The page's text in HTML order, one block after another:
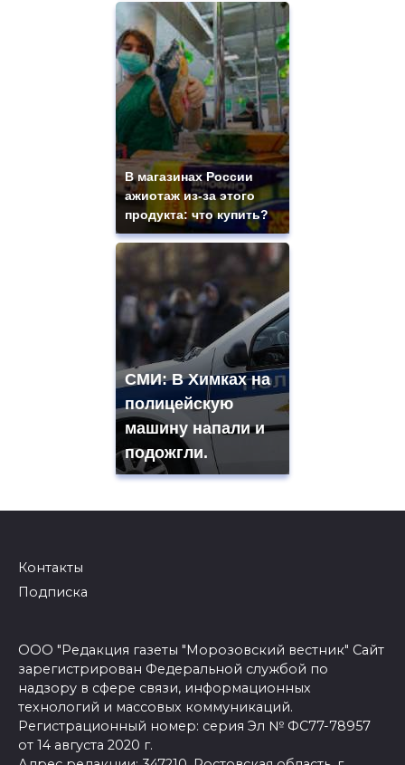
В магазинах России
ажиотаж из-за этого
продукта: что купить?
СМИ: В Химках на
полицейскую
машину напали и
подожгли.
Контакты
Подписка
ООО "Редакция газеты "Морозовский вестник" Сайт
зарегистрирован Федеральной службой по
надзору в сфере связи, информационных
технологий и массовых коммуникаций.
Регистрационный номер: серия Эл № ФС77-78957
от 14 августа 2020 г.